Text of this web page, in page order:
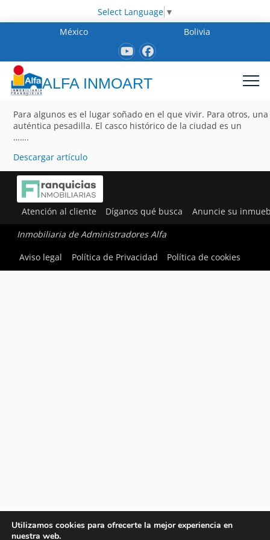
Select Language ▼
México
Bolivia
ALFA INMOART
Para algunos es el lugar soñado en el que vivir. Para otros, una
auténtica pesadilla. El casco histórico de la ciudad es un
…….
Descargar artículo
Atención al cliente Díganos qué busca Anuncie su
Inmobiliaria de Administradores Alfa
Aviso legal
Política de Privacidad Política de cookies
Utilizamos cookies para ofrecerte la mejor experiencia en
nuestra web.